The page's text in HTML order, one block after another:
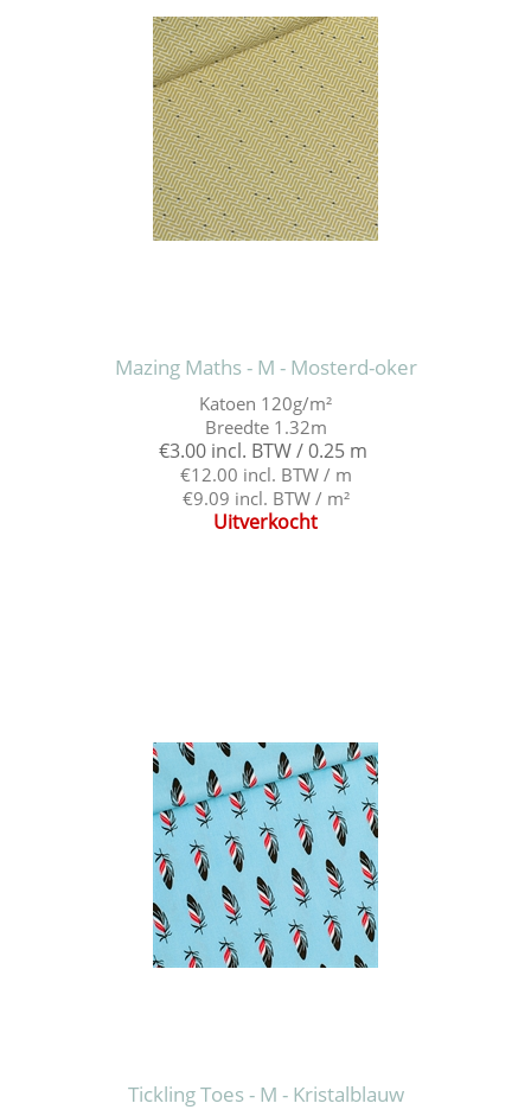
Mazing Maths - M - Mosterd-oker
Katoen 120g/m²
Breedte 1.32m
€3.00 incl. BTW / 0.25 m
€12.00 incl. BTW / m
€9.09 incl. BTW / m²
Uitverkocht
Tickling Toes - M - Kristalblauw